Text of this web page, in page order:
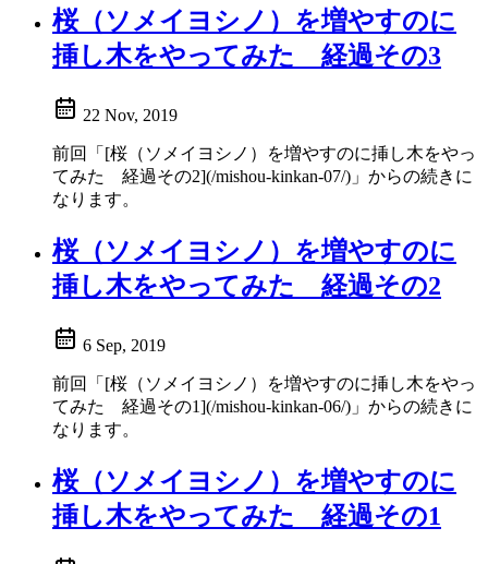
桜（ソメイヨシノ）を増やすのに
挿し木をやってみた 経過その3
22 Nov, 2019
前回「[桜（ソメイヨシノ）を増やすのに挿し木をやっ
てみた 経過その2](/mishou-kinkan-07/)」からの続きに
なります。
桜（ソメイヨシノ）を増やすのに
挿し木をやってみた 経過その2
6 Sep, 2019
前回「[桜（ソメイヨシノ）を増やすのに挿し木をやっ
てみた 経過その1](/mishou-kinkan-06/)」からの続きに
なります。
桜（ソメイヨシノ）を増やすのに
挿し木をやってみた 経過その1